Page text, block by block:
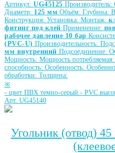
Артикул: UG45125 Производитель:
Диаметр: 125 мм Объём: Глубина:
Конструкция: Установка: Монтаж:
фитинг под клей Применение:
рабочее давление 10 бар
(PVC-U) Производительность:
мм внутренний Подсоединение:
Мощность: Мощность потребляемая:
способность: Особенность:
обработки: Толщина:
※
- цвет ПВХ темно-серый - PVC
Арт. UG45140
Угольник (отвод)